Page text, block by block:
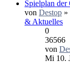
Spielplan der
von Destop »
& Aktuelles
0
36566
von
Mi 10.